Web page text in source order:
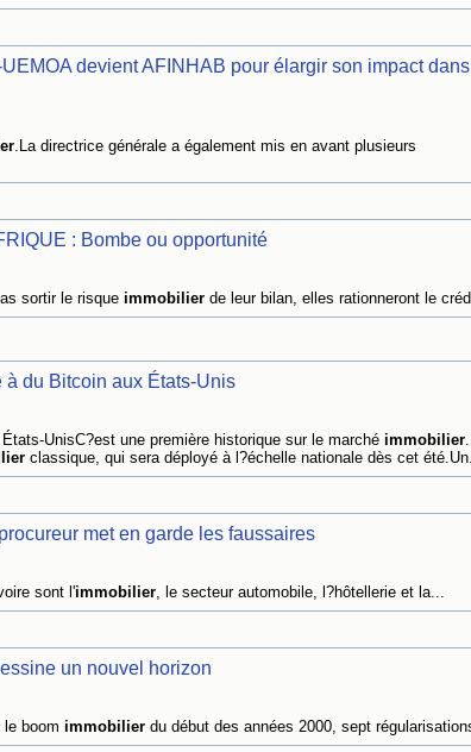
devient AFINHAB pour élargir son impact
.La directrice générale a également mis en avant plusieurs
: Bombe ou opportunité
sortir le risque immobilierde leur bilan, elles rationneront le
du Bitcoin aux États-Unis
UnisC?est une première historique sur le marché immobilier
classique, qui sera déployé à l?échelle nationale dès cet
met en garde les faussaires
sont l'immobilier, le secteur automobile, l?hôtellerie et la...
un nouvel horizon
boom immobilierdu début des années 2000, sept